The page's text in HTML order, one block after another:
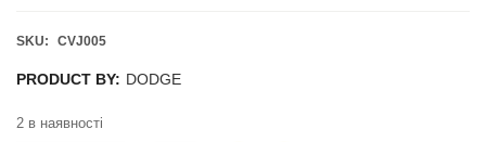
SKU: CVJ005
PRODUCT BY: DODGE
2 в наявності